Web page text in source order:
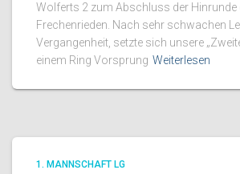
Wolferts 2 zum Abschluss der Hinrunde
Frechenrieden. Nach sehr schwachen
Vergangenheit, setzte sich unsere
einem Ring Vorsprung Weiterlesen
1. MANNSCHAFT LG